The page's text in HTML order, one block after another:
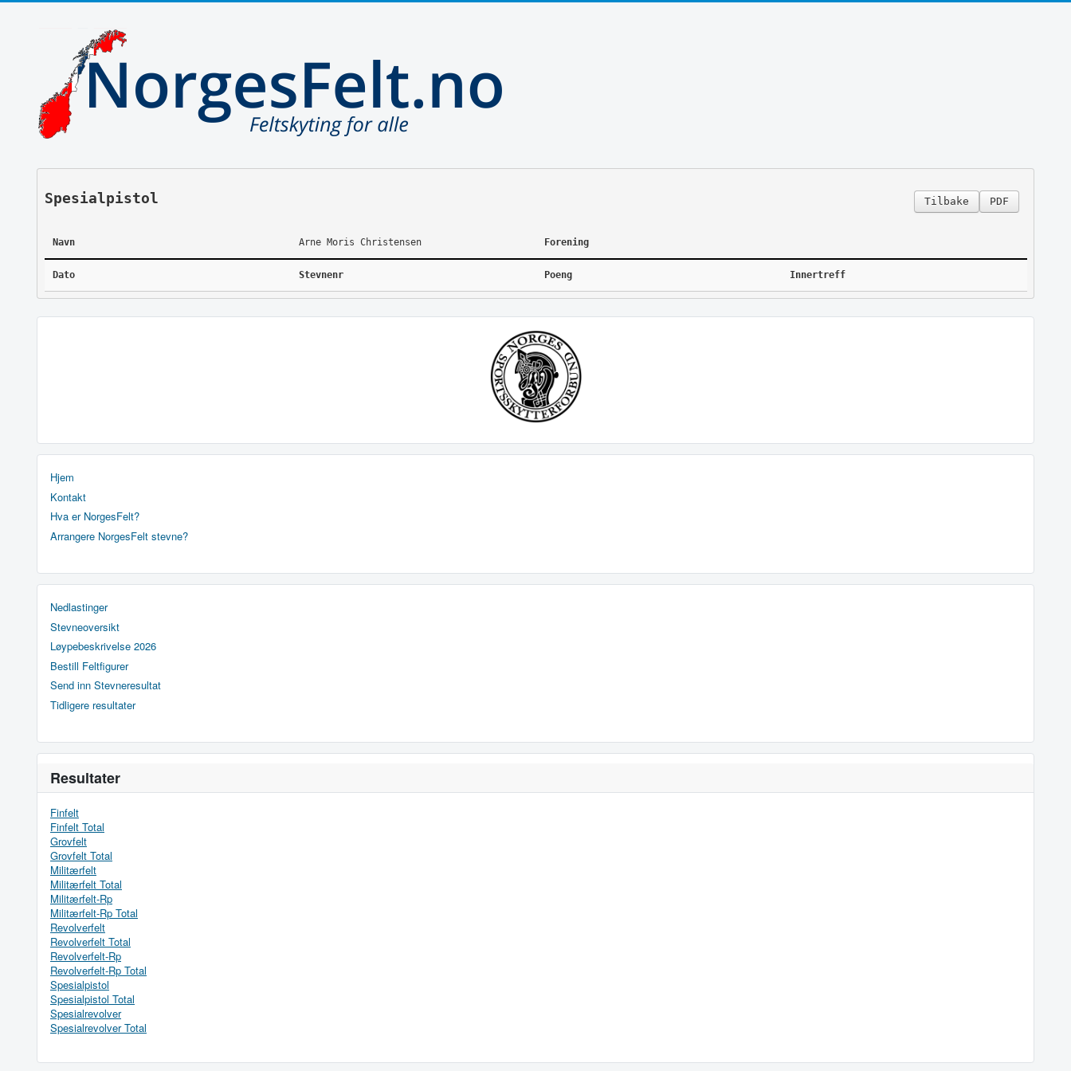
PDF
Tilbake
Spesialpistol
Navn Arne Moris Christensen Forening
Dato Stevnenr Poeng Innertreff
Hjem
Kontakt
Hva er NorgesFelt?
Arrangere NorgesFelt stevne?
Nedlastinger
Stevneoversikt
Løypebeskrivelse 2026
Bestill Feltfigurer
Send inn Stevneresultat
Tidligere resultater
Resultater
Finfelt
Finfelt Total
Grovfelt
Grovfelt Total
Militærfelt
Militærfelt Total
Militærfelt-Rp
Militærfelt-Rp Total
Revolverfelt
Revolverfelt Total
Revolverfelt-Rp
Revolverfelt-Rp Total
Spesialpistol
Spesialpistol Total
Spesialrevolver
Spesialrevolver Total